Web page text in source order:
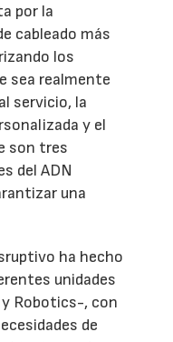
por la
cableado más
los
sea realmente
servicio, la
y el
son tres
del ADN
una
ha hecho
unidades
Robotics-, con
de